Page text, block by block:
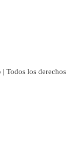
Todos los derechos